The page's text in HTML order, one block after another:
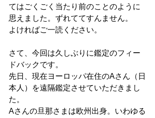
てはごくごく当たり前のことのように
思えました。ずれててすんません。
よければご一読ください。
さて、今回は久しぶりに鑑定のフィー
ドバックです。
先日、現在ヨーロッパ在住のAさん（日
本人）を遠隔鑑定させていただきまし
た。
Aさんの旦那さまは欧州出身。いわゆる